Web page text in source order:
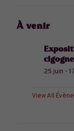
À venir
25 juin -
View All